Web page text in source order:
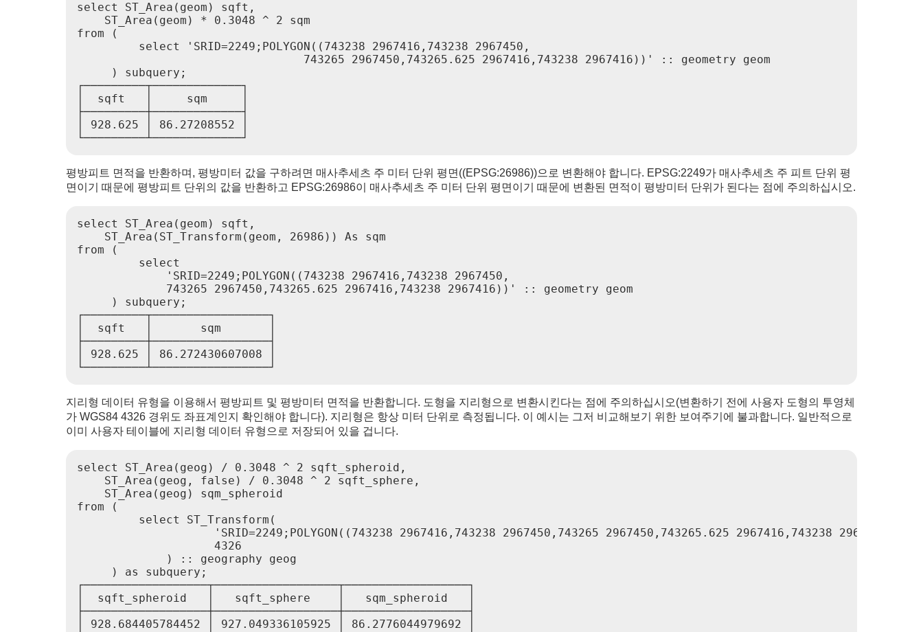
select ST_Area(geom) sqft,
    ST_Area(geom) * 0.3048 ^ 2 sqm
from (
         select 'SRID=2249;POLYGON((743238 2967416,743238 2967450,
                                 743265 2967450,743265.625 2967416,743238 2967416))' :: geometry geom
     ) subquery;
┌─────────┬─────────────┐
│  sqft   │     sqm     │
├─────────┼─────────────┤
│ 928.625 │ 86.27208552 │
평방피트 면적을 반환하며, 평방미터 값을 구하려면 매사추세츠 주 미터 단위 평면((EPSG:26986))으로 변환해야 합니다. EPSG:2249가 매사추세츠 주 피트 단위 평
면이기 때문에 평방피트 단위의 값을 반환하고 EPSG:26986이 매사추세츠 주 미터 단위 평면이기 때문에 변환된 면적이 평방미터 단위가 된다는 점에 주의하십시오.
select ST_Area(geom) sqft,
    ST_Area(ST_Transform(geom, 26986)) As sqm
from (
         select
             'SRID=2249;POLYGON((743238 2967416,743238 2967450,
             743265 2967450,743265.625 2967416,743238 2967416))' :: geometry geom
     ) subquery;
┌─────────┬─────────────────┐
│  sqft   │       sqm       │
├─────────┼─────────────────┤
│ 928.625 │ 86.272430607008 │
지리형 데이터 유형을 이용해서 평방피트 및 평방미터 면적을 반환합니다. 도형을 지리형으로 변환시킨다는 점에 주의하십시오(변환하기 전에 사용자 도형의 투영체
가 WGS84 4326 경위도 좌표계인지 확인해야 합니다). 지리형은 항상 미터 단위로 측정됩니다. 이 예시는 그저 비교해보기 위한 보여주기에 불과합니다. 일반적으로
이미 사용자 테이블에 지리형 데이터 유형으로 저장되어 있을 겁니다.
select ST_Area(geog) / 0.3048 ^ 2 sqft_spheroid,
    ST_Area(geog, false) / 0.3048 ^ 2 sqft_sphere,
    ST_Area(geog) sqm_spheroid
from (
         select ST_Transform(
'SRID=2249;POLYGON((743238 2967416,743238 2967450,743265 2967450,743265.625 2967416,743238
                    4326
             ) :: geography geog
     ) as subquery;
┌──────────────────┬──────────────────┬──────────────────┐
│  sqft_spheroid   │   sqft_sphere    │   sqm_spheroid   │
├──────────────────┼──────────────────┼──────────────────┤
│ 928.684405784452 │ 927.049336105925 │ 86.2776044979692 │